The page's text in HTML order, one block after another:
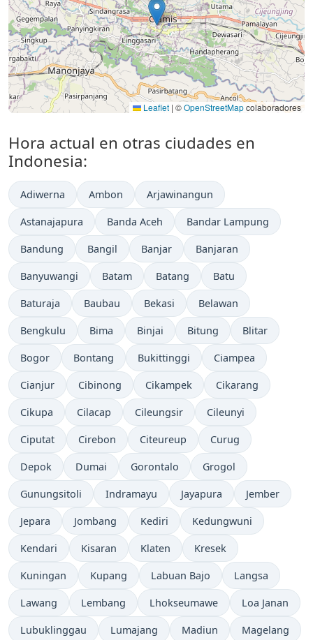
Leaflet | ©OpenStreetMapcolaboradores
Hora actual en otras ciudades en
Indonesia:
Adiwerna Ambon Arjawinangun
Astanajapura Banda Aceh Bandar Lampung
Bandung Bangil Banjar Banjaran
Banyuwangi Batam Batang Batu
Baturaja Baubau Bekasi Belawan
Bengkulu Bima Binjai Bitung Blitar
Bogor Bontang Bukittinggi Ciampea
Cianjur Cibinong Cikampek Cikarang
Cikupa Cilacap Cileungsir Cileunyi
Ciputat Cirebon Citeureup Curug
Depok Dumai Gorontalo Grogol
Gunungsitoli Indramayu Jayapura Jember
Jepara Jombang Kediri Kedungwuni
Kendari Kisaran Klaten Kresek
Kuningan Kupang Labuan Bajo Langsa
Lawang Lembang Lhokseumawe Loa Janan
Lubuklinggau Lumajang Madiun Magelang